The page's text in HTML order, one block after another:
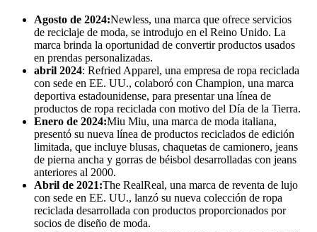
Agosto de 2024:Newless, una marca que ofrece servicios
de reciclaje de moda, se introdujo en el Reino Unido. La
marca brinda la oportunidad de convertir productos usados ​​
en prendas personalizadas.
abril 2024: Refried Apparel, una empresa de ropa reciclada
con sede en EE. UU., colaboró ​​con Champion, una marca
deportiva estadounidense, para presentar una línea de
productos de ropa reciclada con motivo del Día de la Tierra.
Enero de 2024:Miu Miu, una marca de moda italiana,
presentó su nueva línea de productos reciclados de edición
limitada, que incluye blusas, chaquetas de camionero, jeans
de pierna ancha y gorras de béisbol desarrolladas con jeans
anteriores al 2000.
Abril de 2021:The RealReal, una marca de reventa de lujo
con sede en EE. UU., lanzó su nueva colección de ropa
reciclada desarrollada con productos proporcionados por
socios de diseño de moda.